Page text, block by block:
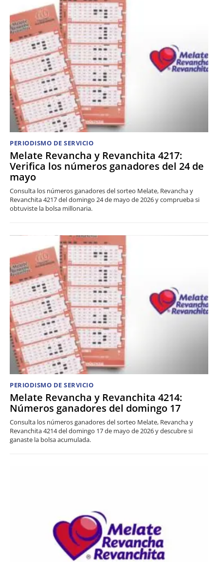
PERIODISMO DE SERVICIO
Melate Revancha y Revanchita 4217:
Verifica los números ganadores del 24 de
mayo
Consulta los números ganadores del sorteo Melate, Revancha y
Revanchita 4217 del domingo 24 de mayo de 2026 y comprueba si
obtuviste la bolsa millonaria.
PERIODISMO DE SERVICIO
Melate Revancha y Revanchita 4214:
Números ganadores del domingo 17
Consulta los números ganadores del sorteo Melate, Revancha y
Revanchita 4214 del domingo 17 de mayo de 2026 y descubre si
ganaste la bolsa acumulada.